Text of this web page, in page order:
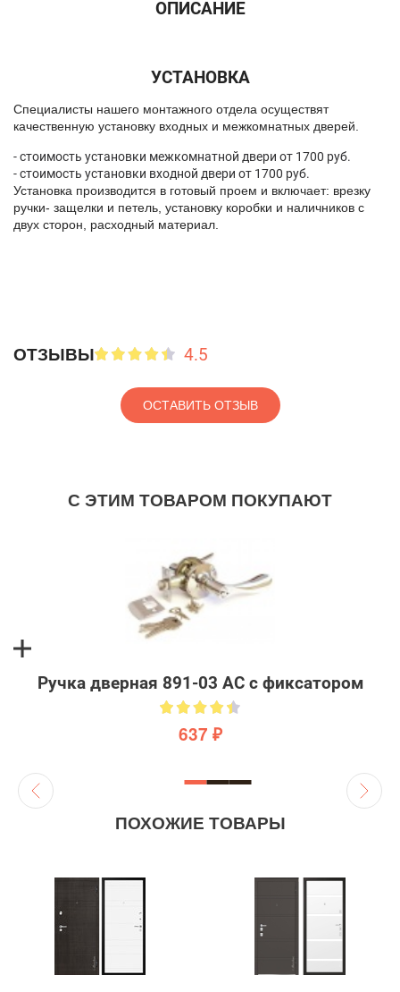
ОПИСАНИЕ
УСТАНОВКА
Спeциалисты нашего монтажного отдела осуществят
качественную установку входных и межкомнатных дверей.
- стоимость установки межкомнатной двери от 1700 руб.
- стоимость установки входной двери от 1700 руб.
Установка производится в готовый проем и включает: врезку
ручки- защелки и петель, установку коробки и наличников с
двух сторон, расходный материал.
ОТЗЫВЫ 4.5
ОСТАВИТЬ ОТЗЫВ
С ЭТИМ ТОВАРОМ ПОКУПАЮТ
Ручка дверная 891-03 AC с фиксатором
637 ₽
ПОХОЖИЕ ТОВАРЫ